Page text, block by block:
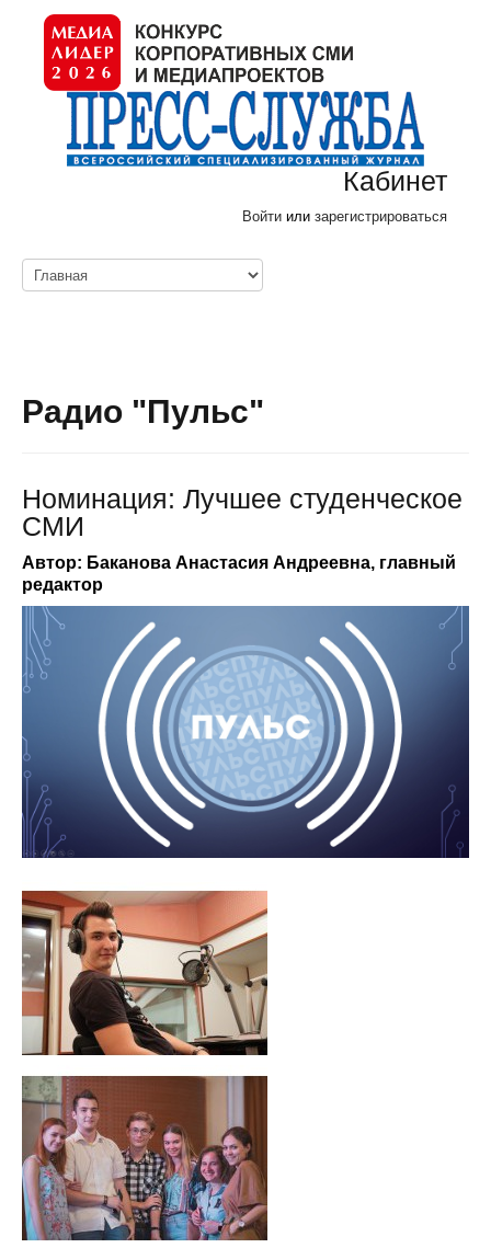
Кабинет
Войти или зарегистрироваться
Радио "Пульс"
Номинация: Лучшее студенческое
СМИ
Автор: Баканова Анастасия Андреевна, главный
редактор